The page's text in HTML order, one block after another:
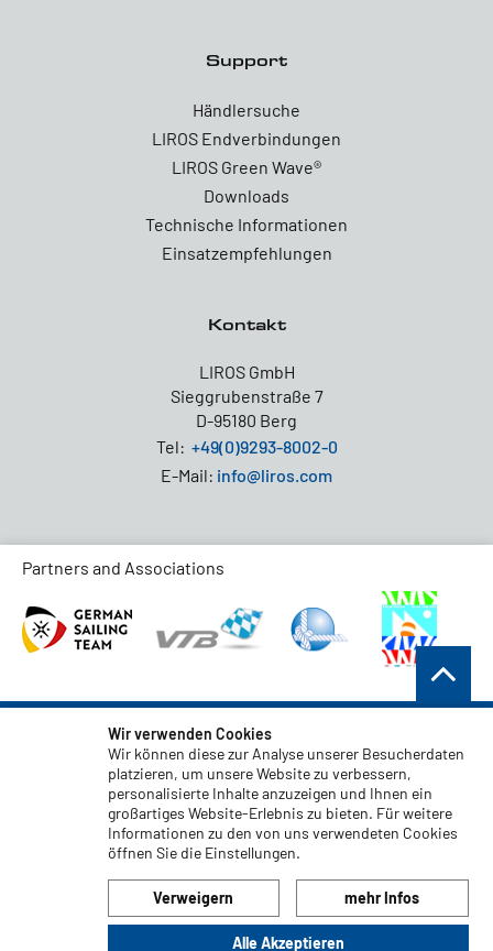
Support
Händlersuche
LIROS Endverbindungen
LIROS Green Wave®
Downloads
Technische Informationen
Einsatzempfehlungen
Kontakt
LIROS GmbH
Sieggrubenstraße 7
D-95180 Berg
Tel: +49(0)9293-8002-0
E-Mail: info@liros.com
Partners and Associations
AGB
Datenschutz
Haftungsauschluss
Impressum
Code of Conduct
Wir verwenden Cookies
Wir können diese zur Analyse unserer Besucherdaten
platzieren, um unsere Website zu verbessern,
personalisierte Inhalte anzuzeigen und Ihnen ein
großartiges Website-Erlebnis zu bieten. Für weitere
Informationen zu den von uns verwendeten Cookies
öffnen Sie die Einstellungen.
Verweigern
Alle Akzeptieren
mehr Infos